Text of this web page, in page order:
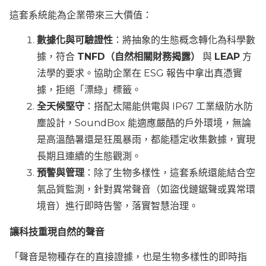
這套系統能為企業帶來三大價值：
數據化與可驗證性 ：將抽象的生態概念轉化為科學數
據，符合 TNFD（自然相關財務揭露） 與 LEAP 方
法學的要求。協助企業在 ESG 報告中拿出真憑實
據，拒絕「漂綠」標籤。
全天候堅守 ：搭配太陽能供電與 IP67 工業級防水防
塵設計，SoundBox 能適應嚴酷的戶外環境，無論
是高溫酷暑還是狂風暴雨，都能穩定收集數據，實現
長期且連續的生態觀測。
預警與管理 ：除了生物多樣性，這套系統還能結合空
氣品質監測，針對異常聲音（如盜伐鏈鋸聲或異常環
境音）進行即時告警，落實智慧治理。
讓科技重現自然的聲音
「聲音是物種存在的直接證據，也是生物多樣性的即時指